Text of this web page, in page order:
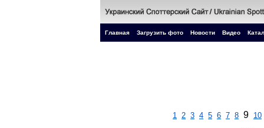
Главная Загрузить фото Новости Видео
1 2 3 4 5 6 7 8 9 10